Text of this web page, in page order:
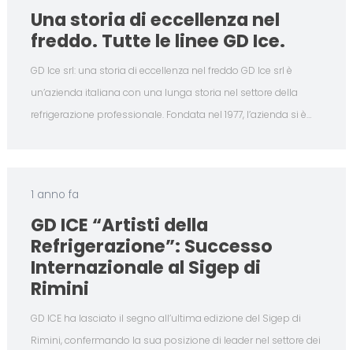
Una storia di eccellenza nel
freddo. Tutte le linee GD Ice.
GD Ice srl: una storia di eccellenza nel freddo GD Ice srl è
un’azienda italiana con una lunga storia nel settore della
refrigerazione professionale. Fondata nel 1977, l’azienda si è…
1 anno fa
GD ICE “Artisti della
Refrigerazione”: Successo
Internazionale al Sigep di
Rimini
GD ICE ha lasciato il segno all’ultima edizione del Sigep di
Rimini, confermando la sua posizione di leader nel settore dei